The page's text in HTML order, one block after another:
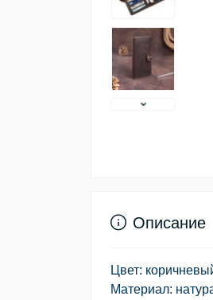
Описание
Цвет:
Материал: